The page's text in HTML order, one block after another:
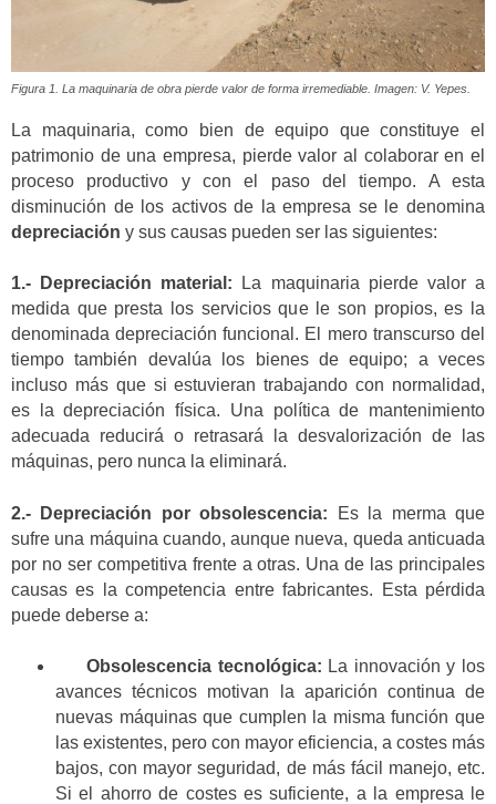
Figura 1. La maquinaria de obra pierde valor de forma irremediable. Imagen: V. Yepes.
La maquinaria, como bien de equipo que constituye el
patrimonio de una empresa, pierde valor al colaborar en el
proceso productivo y con el paso del tiempo. A esta
disminución de los activos de la empresa se le denomina
depreciación y sus causas pueden ser las siguientes:
1.- Depreciación material: La maquinaria pierde valor a
medida que presta los servicios que le son propios, es la
denominada depreciación funcional. El mero transcurso del
tiempo también devalúa los bienes de equipo; a veces
incluso más que si estuvieran trabajando con normalidad,
es la depreciación física. Una política de mantenimiento
adecuada reducirá o retrasará la desvalorización de las
máquinas, pero nunca la eliminará.
2.- Depreciación por obsolescencia: Es la merma que
sufre una máquina cuando, aunque nueva, queda anticuada
por no ser competitiva frente a otras. Una de las principales
causas es la competencia entre fabricantes. Esta pérdida
puede deberse a:
Obsolescencia tecnológica: La innovación y los
avances técnicos motivan la aparición continua de
nuevas máquinas que cumplen la misma función que
las existentes, pero con mayor eficiencia, a costes más
bajos, con mayor seguridad, de más fácil manejo, etc.
Si el ahorro de costes es suficiente, a la empresa le